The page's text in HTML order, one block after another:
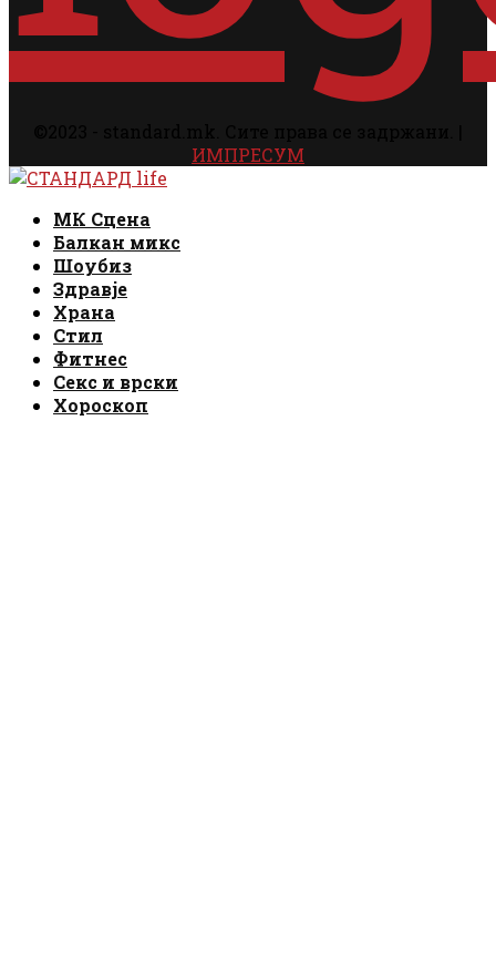
ИМПРЕСУМ
Facebook
Instagram
Email
Rss
МК Сцена
Балкан микс
Шоубиз
Здравје
Храна
Стил
Фитнес
Секс и врски
Хороскоп